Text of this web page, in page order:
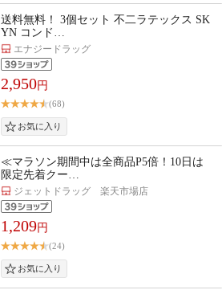
送料無料！ 3個セット 不二ラテックス SK
YN コンド…
エナジードラッグ
2,950円
(68)
≪マラソン期間中は全商品P5倍！10日は
限定先着クー…
ジェットドラッグ 楽天市場店
1,209円
(24)